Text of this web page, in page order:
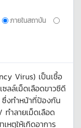
ภายในสถาบัน
Virus) เป็นเชื้อ
ลล์เม็ดเลือดขาวซีดี
งทำหน้าที่ป้องกัน
ทำลายเม็ดเลือด
หตุให้เกิดอาการ